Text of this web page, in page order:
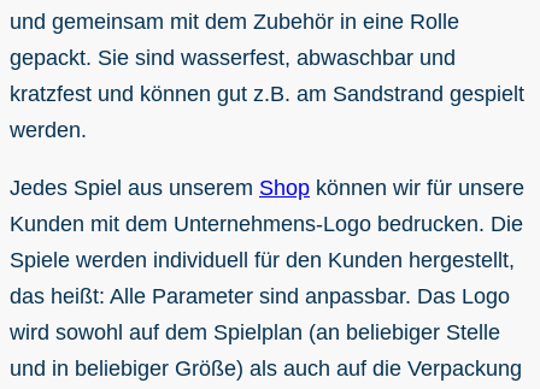
und gemeinsam mit dem Zubehör in eine Rolle
gepackt. Sie sind wasserfest, abwaschbar und
kratzfest und können gut z.B. am Sandstrand gespielt
werden.
Jedes Spiel aus unserem Shop können wir für unsere
Kunden mit dem Unternehmens-Logo bedrucken. Die
Spiele werden individuell für den Kunden hergestellt,
das heißt: Alle Parameter sind anpassbar. Das Logo
wird sowohl auf dem Spielplan (an beliebiger Stelle
und in beliebiger Größe) als auch auf die Verpackung